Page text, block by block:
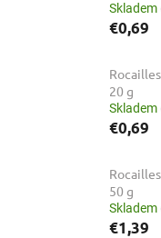
Skladem
€0,69
20 g
Skladem
€0,69
50 g
Skladem
€1,39